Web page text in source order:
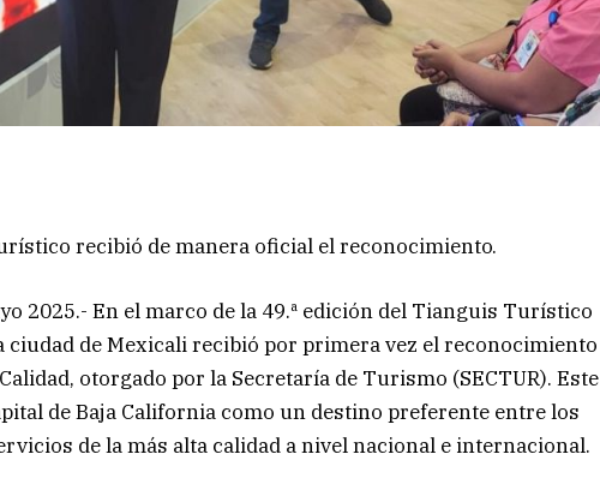
recibió de manera oficial el reconocimiento.
2025.- En el marco de la 49.ª edición del Tianguis Turístico
ciudad de Mexicali recibió por primera vez el reconocimiento
otorgado por la Secretaría de Turismo (SECTUR). Este
de Baja California como un destino preferente entre los
de la más alta calidad a nivel nacional e internacional.